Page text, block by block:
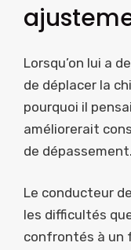
Lorsqu’on lui a
de déplacer la
pourquoi il
améliorerait
de dépassement.
Le conducteur
les difficultés
confrontés à un